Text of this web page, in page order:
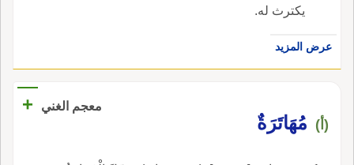
يكترث له.
عرض المزيد
معجم الغني +
(أ) مُهَاتَرَةٌ